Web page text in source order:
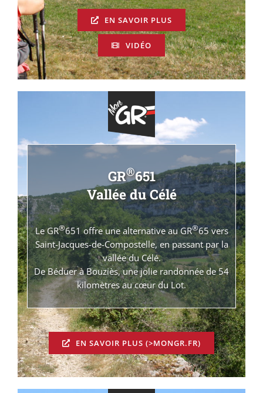
EN SAVOIR PLUS
VIDÉO
GR®651
Vallée du Célé
Le GR®651 offre une alternative au GR®65 vers
Saint-Jacques-de-Compostelle, en passant par la
vallée du Célé.
De Béduer à Bouziès, une jolie randonnée de 54
kilomètres au cœur du Lot.
EN SAVOIR PLUS (>MONGR.FR)